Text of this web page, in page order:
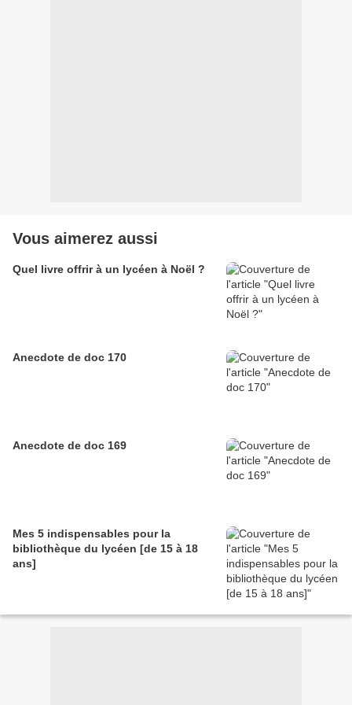
Vous aimerez aussi
Quel livre offrir à un lycéen à Noël ?
Anecdote de doc 170
Anecdote de doc 169
Mes 5 indispensables pour la
bibliothèque du lycéen [de 15 à 18
ans]